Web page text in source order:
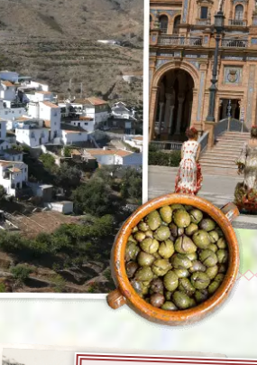
Sardinië
Schotland
Servië
Spanje
Turkije
Verenigd Koninkrijk
Wales
Sri Lanka
Taiwan
Thailand
Tibet
Turkmenistan
Vietnam
Zijderoute
Zuid-Korea
Tunesië
Turkije